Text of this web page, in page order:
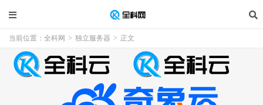
当前位置： 全科网 > 独立服务器 > 正文